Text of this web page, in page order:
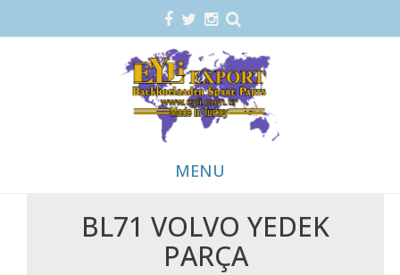
MENU
BL71 VOLVO YEDEK
PARÇA